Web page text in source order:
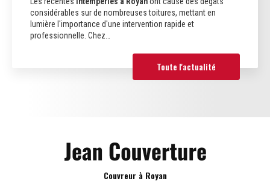
considérables sur de nombreuses toitures, mettant en
lumière l'importance d'une intervention rapide et
professionnelle. Chez…
Toute l'actualité
Couvreur à Royan